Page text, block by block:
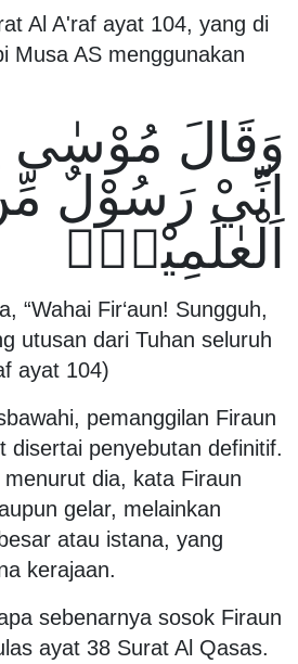
Al A'raf ayat 104, yang di
Musa AS menggunakan
وَقَالَ مُوْسٰى
اِنِّيْ رَسُوْلٌ
الْعٰلَمِيْنَۙ
“Wahai Fir‘aun! Sungguh,
utusan dari Tuhan seluruh
ayat 104)
pemanggilan Firaun
disertai penyebutan definitif.
dia, kata Firaun
gelar, melainkan
atau istana, yang
kerajaan.
sebenarnya sosok Firaun
ayat 38 Surat Al Qasas.